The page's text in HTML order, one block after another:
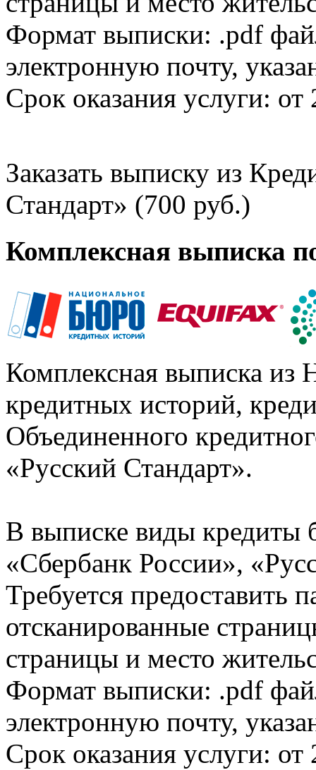
Формат выписки: .pdf
электронную почту,
Срок оказания услуги: от
Заказать выписку из
Стандарт» (700 руб.)
Комплексная выписка
Комплексная выписка из
кредитных историй,
Объединенного
«Русский Стандарт».
В выписке виды кредиты
«Сбербанк России»,
Требуется предоставить
отсканированные
страницы и место
Формат выписки: .pdf
электронную почту,
Срок оказания услуги: от